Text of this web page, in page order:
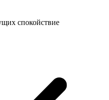
спокойствие